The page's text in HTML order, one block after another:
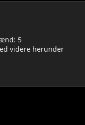
herunder